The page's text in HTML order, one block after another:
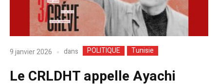
9 janvier 2026 dans POLITIQUE Tunisie
Le CRLDHT appelle Ayachi